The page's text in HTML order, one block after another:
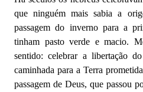
que ninguém mais sabia a
passagem do inverno para a
tinham pasto verde e macio.
sentido: celebrar a libertação
caminhada para a Terra
passagem de Deus, que passou